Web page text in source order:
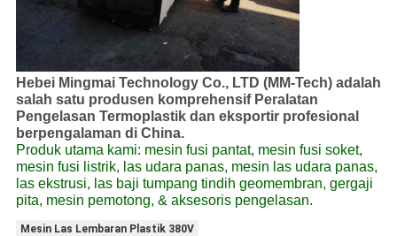
Hebei Mingmai Technology Co., LTD (MM-Tech) adalah
salah satu produsen komprehensif Peralatan
Pengelasan Termoplastik dan eksportir profesional
berpengalaman di China.
Produk utama kami: mesin fusi pantat, mesin fusi soket,
mesin fusi listrik, las udara panas, mesin las udara panas,
las ekstrusi, las baji tumpang tindih geomembran, gergaji
pita, mesin pemotong, & aksesoris pengelasan.
Mesin Las Lembaran Plastik 380V